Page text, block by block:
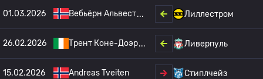
01.03.2026 Вебьёрн Альвест Лиллестром
26.02.2026 Трент Коне-Доэр Ливерпуль
15.02.2026 Andreas Tveiten Стиплчейз